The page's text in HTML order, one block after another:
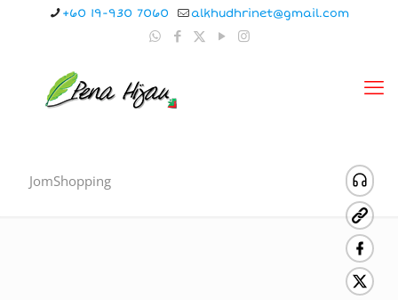
+60 19-930 7060 alkhudhrinet@gmail.com
JomShopping